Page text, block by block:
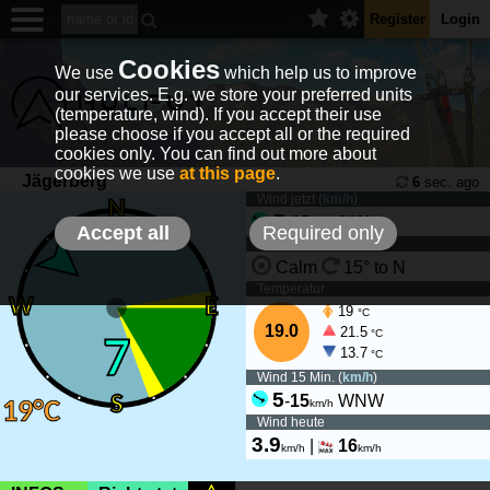
Register Login
Jägerberg 6 sec. ago
Wind jetzt ( )
7 km/h NW
Wind Tendenz
Calm 15° to N
Temperatur
19.0
19 °C
21.5°C
13.7 °C
Wind 15 Min. (km/h)
5-15km/h WNW
Wind heute
3.9km/h 16km/h
We use Cookies which help us to improve
our services. E.g. we store your preferred units
(temperature, wind). If you accept their use
please choose if you accept all or the required
cookies only. You can find out more about
cookies we use at this page.
Accept all Required only